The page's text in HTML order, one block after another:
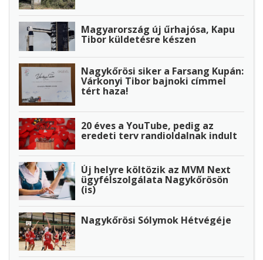
Magyarország új űrhajósa, Kapu
Tibor küldetésre készen
Nagykőrösi siker a Farsang Kupán:
Várkonyi Tibor bajnoki címmel
tért haza!
20 éves a YouTube, pedig az
eredeti terv randioldalnak indult
Új helyre költözik az MVM Next
ügyfélszolgálata Nagykőrösön
(is)
Nagykőrösi Sólymok Hétvégéje